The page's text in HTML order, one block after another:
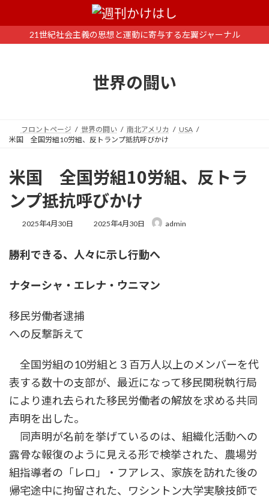
ン
ー
21世紀社会主義の思想と運動に寄与する左翼ジャーナル
世界の闘い
フロントページ 世界の闘い 南北アメリカ
USA
米国 全国労組10労組、反トランプ抵抗呼びかけ
米国 全国労組10労組、反トラ
ンプ抵抗呼びかけ
2025年4月30日
最
新
:
2025年4月30日 admin
勝利できる、人々に示し行動へ
ナターシャ・エレナ・ウニマン
移民労働者逮捕
への反撃訴えて
全国労組の10労組と３百万人以上のメンバーを代
表する数十の支部が、最近になって移民関税執行局
により連れ去られた移民労働者の解放を求める共同
声明を出した。
同声明が名前を挙げているのは、組織化活動への
露骨な報復のように見える形で検挙された、農場労
組指導者の「レロ」・フアレス、家族を訪れた後の
帰宅途中に拘留された、ワシントン大学実験技師で